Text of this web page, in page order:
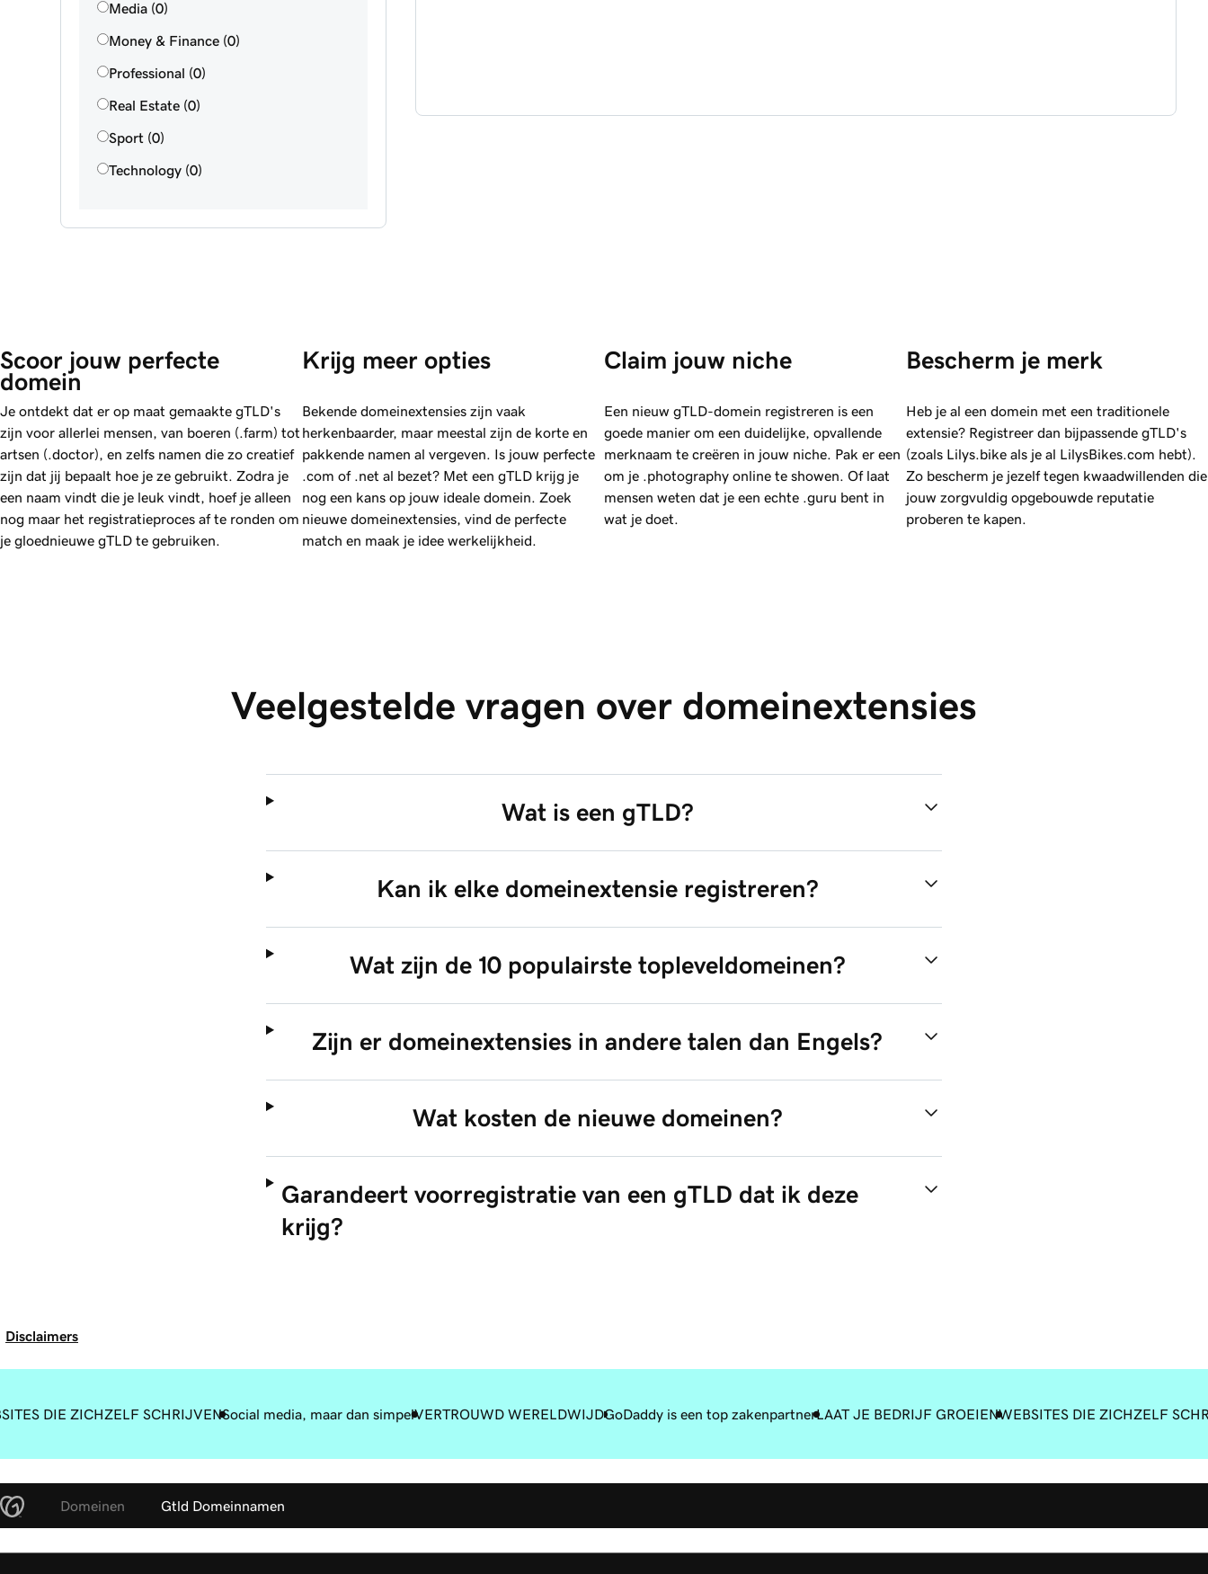
Media (0)
Money & Finance (0)
Professional (0)
Real Estate (0)
Sport (0)
Technology (0)
Scoor jouw perfecte
domein
Je ontdekt dat er op maat gemaakte gTLD's
zijn voor allerlei mensen, van boeren (.farm) tot
artsen (.doctor), en zelfs namen die zo creatief
zijn dat jij bepaalt hoe je ze gebruikt. Zodra je
een naam vindt die je leuk vindt, hoef je alleen
nog maar het registratieproces af te ronden om
je gloednieuwe gTLD te gebruiken.
Krijg meer opties
Bekende domeinextensies zijn vaak
herkenbaarder, maar meestal zijn de korte en
pakkende namen al vergeven. Is jouw perfecte
.com of .net al bezet? Met een gTLD krijg je
nog een kans op jouw ideale domein. Zoek
nieuwe domeinextensies, vind de perfecte
match en maak je idee werkelijkheid.
Claim jouw niche
Een nieuw gTLD-domein registreren is een
goede manier om een duidelijke, opvallende
merknaam te creëren in jouw niche. Pak er een
om je .photography online te showen. Of laat
mensen weten dat je een echte .guru bent in
wat je doet.
Bescherm je merk
Heb je al een domein met een traditionele
extensie? Registreer dan bijpassende gTLD's
(zoals Lilys.bike als je al LilysBikes.com hebt).
Zo bescherm je jezelf tegen kwaadwillenden die
jouw zorgvuldig opgebouwde reputatie
proberen te kapen.
Veelgestelde vragen over domeinextensies
Wat is een gTLD?
Kan ik elke domeinextensie registreren?
Wat zijn de 10 populairste topleveldomeinen?
Zijn er domeinextensies in andere talen dan Engels?
Wat kosten de nieuwe domeinen?
Garandeert voorregistratie van een gTLD dat ik deze
krijg?
Disclaimers
DIE ZICHZELF SCHRIJVENSocial media, maar dan simpelVERTROUWD WERELDWIJDGoDaddy is een top zakenpartnerLAAT JE BEDRIJF GROEIENWEBSITES DIE ZICHZELF
Domeinen Gtld Domeinnamen